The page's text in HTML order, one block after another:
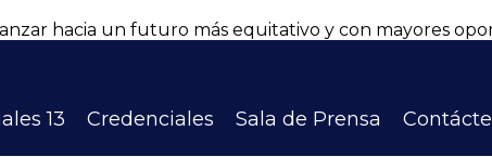
hacia un futuro más equitativo y con mayores
13 Credenciales Sala de Prensa